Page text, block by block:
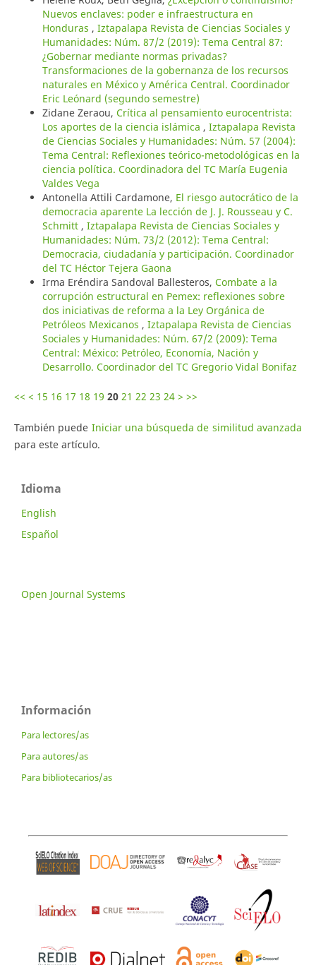
Nuevos enclaves: poder e infraestructura en
Honduras , Iztapalapa Revista de Ciencias Sociales y
Humanidades: Núm. 87/2 (2019): Tema Central 87:
¿Gobernar mediante normas privadas?
Transformaciones de la gobernanza de los recursos
naturales en México y América Central. Coordinador
Eric Leónard (segundo semestre)
Zidane Zeraou, Crítica al pensamiento eurocentrista:
Los aportes de la ciencia islámica , Iztapalapa Revista
de Ciencias Sociales y Humanidades: Núm. 57 (2004):
Tema Central: Reflexiones teórico-metodológicas en la
ciencia política. Coordinadora del TC María Eugenia
Valdes Vega
Antonella Attili Cardamone, El riesgo autocrático de la
democracia aparente La lección de J. J. Rousseau y C.
Schmitt , Iztapalapa Revista de Ciencias Sociales y
Humanidades: Núm. 73/2 (2012): Tema Central:
Democracia, ciudadanía y participación. Coordinador
del TC Héctor Tejera Gaona
Irma Eréndira Sandoval Ballesteros, Combate a la
corrupción estructural en Pemex: reflexiones sobre
dos iniciativas de reforma a la Ley Orgánica de
Petróleos Mexicanos , Iztapalapa Revista de Ciencias
Sociales y Humanidades: Núm. 67/2 (2009): Tema
Central: México: Petróleo, Economía, Nación y
Desarrollo. Coordinador del TC Gregorio Vidal Bonifaz
<< < 15 16 17 18 19 20 21 22 23 24 > >>
También puede Iniciar una búsqueda de similitud avanzada
para este artículo.
Idioma
English
Español
Open Journal Systems
Información
Para lectores/as
Para autores/as
Para bibliotecarios/as